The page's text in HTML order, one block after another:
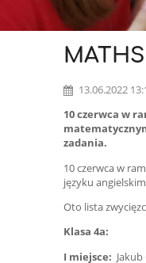
13.06.2022
10 czerwca w
zadania.
10 czerwca w
języku
Oto lista
Klasa 4a:
I miejsce: